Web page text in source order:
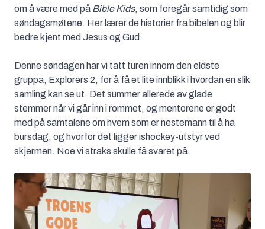
om å være med på Bible Kids, som foregår samtidig som
søndagsmøtene. Her lærer de historier fra bibelen og blir
bedre kjent med Jesus og Gud.
Denne søndagen har vi tatt turen innom den eldste
gruppa, Explorers 2, for å få et lite innblikk i hvordan en slik
samling kan se ut. Det summer allerede av glade
stemmer når vi går inn i rommet, og mentorene er godt
med på samtalene om hvem som er nestemann til å ha
bursdag, og hvorfor det ligger ishockey-utstyr ved
skjermen. Noe vi straks skulle få svaret på.